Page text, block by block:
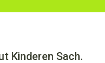
Kinderen Sach.